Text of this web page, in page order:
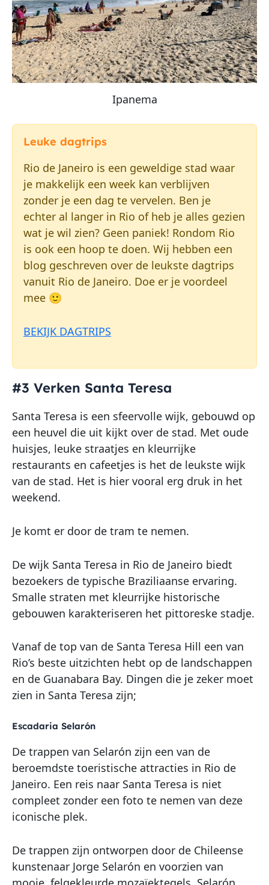
Ipanema
Leuke dagtrips
Rio de Janeiro is een geweldige stad waar
je makkelijk een week kan verblijven
zonder je een dag te vervelen. Ben je
echter al langer in Rio of heb je alles gezien
wat je wil zien? Geen paniek! Rondom Rio
is ook een hoop te doen. Wij hebben een
blog geschreven over de leukste dagtrips
vanuit Rio de Janeiro. Doe er je voordeel
mee 🙂
BEKIJK DAGTRIPS
#3 Verken Santa Teresa
Santa Teresa is een sfeervolle wijk, gebouwd op
een heuvel die uit kijkt over de stad. Met oude
huisjes, leuke straatjes en kleurrijke
restaurants en cafeetjes is het de leukste wijk
van de stad. Het is hier vooral erg druk in het
weekend.
Je komt er door de tram te nemen.
De wijk Santa Teresa in Rio de Janeiro biedt
bezoekers de typische Braziliaanse ervaring.
Smalle straten met kleurrijke historische
gebouwen karakteriseren het pittoreske stadje.
Vanaf de top van de Santa Teresa Hill een van
Rio’s beste uitzichten hebt op de landschappen
en de Guanabara Bay. Dingen die je zeker moet
zien in Santa Teresa zijn;
Escadaria Selarón
De trappen van Selarón zijn een van de
beroemdste toeristische attracties in Rio de
Janeiro. Een reis naar Santa Teresa is niet
compleet zonder een foto te nemen van deze
iconische plek.
De trappen zijn ontworpen door de Chileense
kunstenaar Jorge Selarón en voorzien van